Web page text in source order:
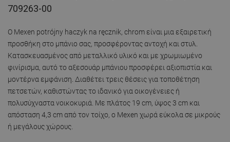
709263-00
Ο Mexen potrójny haczyk na ręcznik, chrom είναι μια εξαιρετική
προσθήκη στο μπάνιο σας, προσφέροντας αντοχή και στυλ.
Κατασκευασμένος από μεταλλικό υλικό και με χρωμιωμένο
φινίρισμα, αυτό το αξεσουάρ μπάνιου προσφέρει αξιοπιστία και
μοντέρνα εμφάνιση. Διαθέτει τρεις θέσεις για τοποθέτηση
πετσετών, καθιστώντας το ιδανικό για οικογένειες ή
πολυσύχναστα νοικοκυριά. Με πλάτος 19 cm, ύψος 3 cm και
απόσταση 4,3 cm από τον τοίχο, ο Mexen χωρά εύκολα σε μικρούς
ή μεγάλους χώρους.